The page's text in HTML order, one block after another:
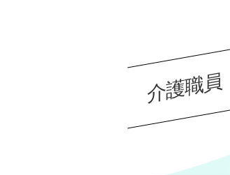
介護職員